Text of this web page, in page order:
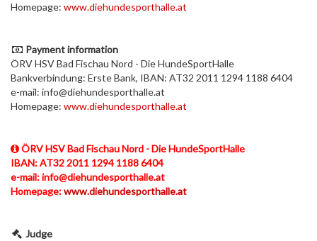
Homepage: www.diehundesporthalle.at
Payment information
ÖRV HSV Bad Fischau Nord - Die HundeSportHalle
Bankverbindung: Erste Bank, IBAN: AT32 2011 1294 1188 6404
e-mail: info@diehundesporthalle.at
Homepage: www.diehundesporthalle.at
ÖRV HSV Bad Fischau Nord - Die HundeSportHalle
IBAN: AT32 2011 1294 1188 6404
e-mail: info@diehundesporthalle.at
Homepage:www.diehundesporthalle.at
Judge